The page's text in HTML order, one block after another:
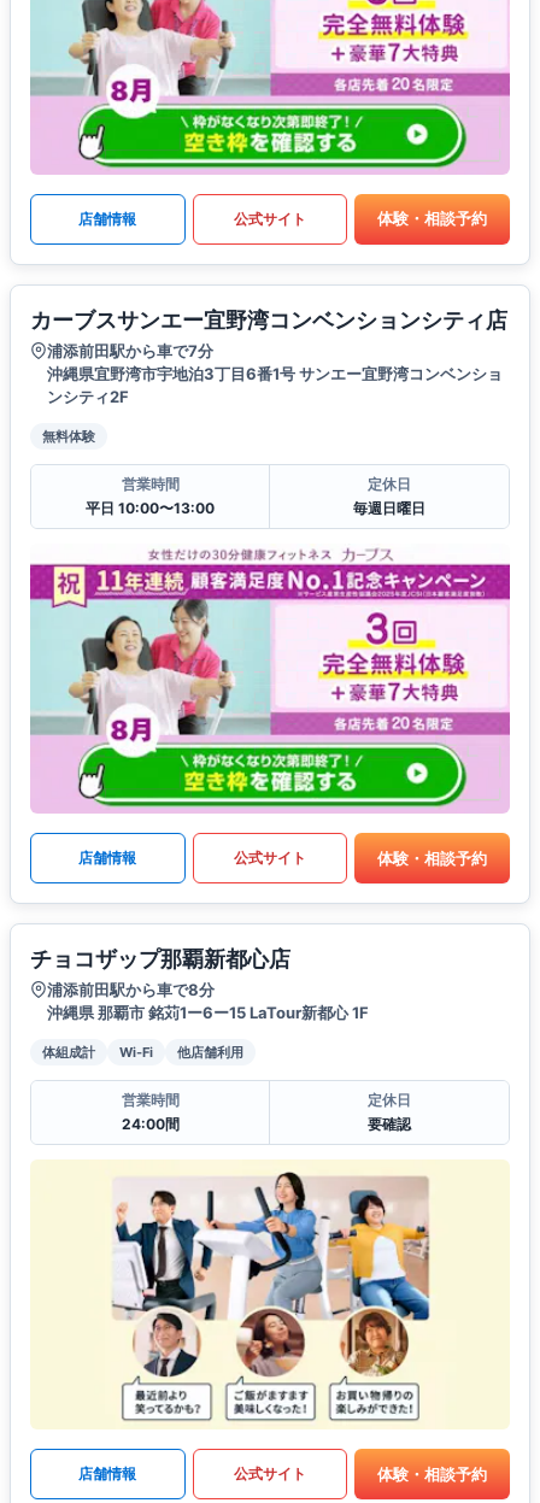
店舗情報 公式サイト 体験・相談予約
カーブスサンエー宜野湾コンベンションシティ店
浦添前田駅から車で7分
沖縄県宜野湾市宇地泊3丁目6番1号 サンエー宜野湾コンベンショ
ンシティ2F
無料体験
営業時間
平日 10:00〜13:00
定休日
毎週日曜日
店舗情報 公式サイト 体験・相談予約
チョコザップ那覇新都心店
浦添前田駅から車で8分
沖縄県 那覇市 銘苅1ー6ー15 LaTour新都心 1F
体組成計 Wi-Fi 他店舗利用
営業時間
24:00間
定休日
要確認
店舗情報 公式サイト 体験・相談予約